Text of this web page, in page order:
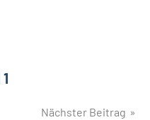
Nächster Beitrag